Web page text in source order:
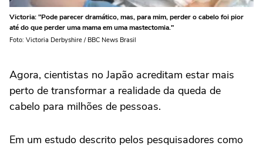
Victoria: "Pode parecer dramático, mas, para mim, perder o cabelo foi pior
até do que perder uma mama em uma mastectomia."
Foto: Victoria Derbyshire / BBC News Brasil
Agora, cientistas no Japão acreditam estar mais
perto de transformar a realidade da queda de
cabelo para milhões de pessoas.
Em um estudo descrito pelos pesquisadores como